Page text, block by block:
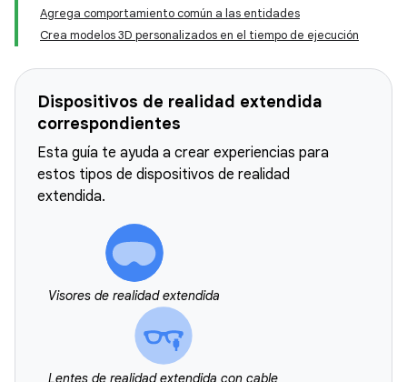
Agrega comportamiento común a las entidades
Crea modelos 3D personalizados en el tiempo de ejecución
Dispositivos de realidad extendida
correspondientes
Esta guía te ayuda a crear experiencias para
estos tipos de dispositivos de realidad
extendida.
Visores de realidad extendida
Lentes de realidad extendida con cable